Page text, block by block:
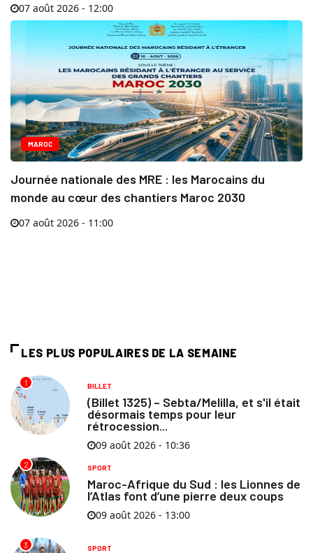
07 août 2026 - 12:00
MAROC
Journée nationale des MRE : les Marocains du
monde au cœur des chantiers Maroc 2030
07 août 2026 - 11:00
LES PLUS POPULAIRES DE LA SEMAINE
1 BILLET
(Billet 1325) – Sebta/Melilla, et s'il était
désormais temps pour leur
rétrocession...
09 août 2026 - 10:36
2 SPORT
Maroc-Afrique du Sud : les Lionnes de
l’Atlas font d’une pierre deux coups
09 août 2026 - 13:00
3 SPORT